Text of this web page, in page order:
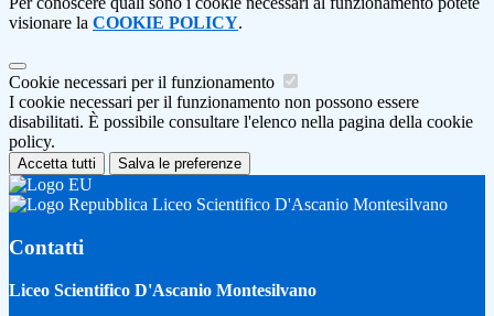
visionare la COOKIE POLICY.
Cookie necessari per il funzionamento
I cookie necessari per il funzionamento non possono essere
disabilitati. È possibile consultare l'elenco nella pagina della cookie
policy.
Accetta tutti Salva le preferenze
Liceo Scientifico D'Ascanio Montesilvano
Contatti
Liceo Scientifico D'Ascanio Montesilvano